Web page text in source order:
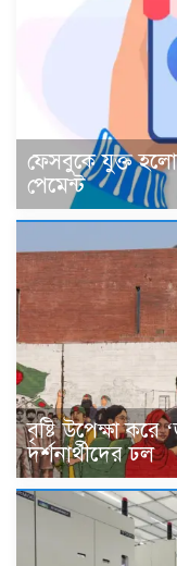
ফেসবুকে যুক্ত
পেমেন্ট
বৃষ্টি উপেক্ষা করে
দর্শনার্থীদের ঢল